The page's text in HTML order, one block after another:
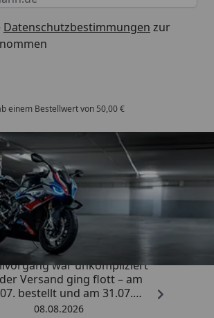
Datenschutzbestimmungen zur
einem Bestellwert von 50,00 €
Trusted Shops
4,85/ 5
zufriedener Kauf! Der
war unkompliziert
Versand ging flott – am
bestellt und am 31.07.
Die Abdeckplane
08.08.2026